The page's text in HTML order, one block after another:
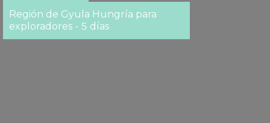
Región de Gyula Hungría para
exploradores - 5 días